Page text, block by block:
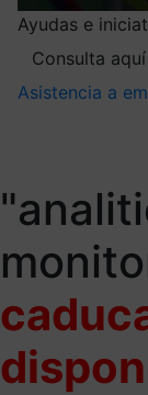
Ayudas e
Consulta aquí
Asistencia a